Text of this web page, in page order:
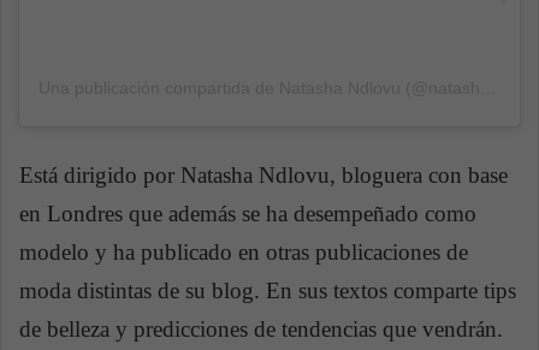
Está dirigido por Natasha Ndlovu, bloguera con base
en Londres que además se ha desempeñado como
modelo y ha publicado en otras publicaciones de
moda distintas de su blog. En sus textos comparte tips
de belleza y predicciones de tendencias que vendrán.